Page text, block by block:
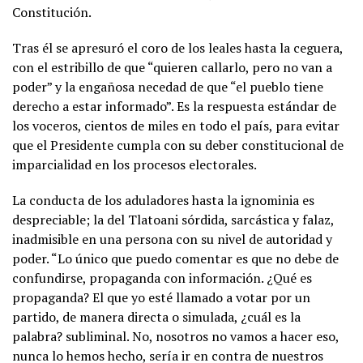
Constitución.
Tras él se apresuró el coro de los leales hasta la ceguera,
con el estribillo de que “quieren callarlo, pero no van a
poder” y la engañosa necedad de que “el pueblo tiene
derecho a estar informado”. Es la respuesta estándar de
los voceros, cientos de miles en todo el país, para evitar
que el Presidente cumpla con su deber constitucional de
imparcialidad en los procesos electorales.
La conducta de los aduladores hasta la ignominia es
despreciable; la del Tlatoani sórdida, sarcástica y falaz,
inadmisible en una persona con su nivel de autoridad y
poder. “Lo único que puedo comentar es que no debe de
confundirse, propaganda con información. ¿Qué es
propaganda? El que yo esté llamado a votar por un
partido, de manera directa o simulada, ¿cuál es la
palabra? subliminal. No, nosotros no vamos a hacer eso,
nunca lo hemos hecho, sería ir en contra de nuestros